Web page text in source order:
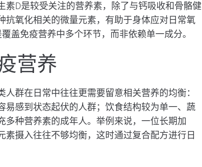
素D是较受关注的营养素，除了与钙吸收和骨骼健
氧化相关的微量元素，有助于身体应对日常氧
盖免疫营养中多个环节，而非依赖单一成分。
营养
群在日常中往往更需要留意相关营养的均衡：
感到状态起伏的人群；饮食结构较为单一、蔬
种营养素的成年人。举例来说，一位长期加
摄入往往不够均衡，这时通过复合配方进行日